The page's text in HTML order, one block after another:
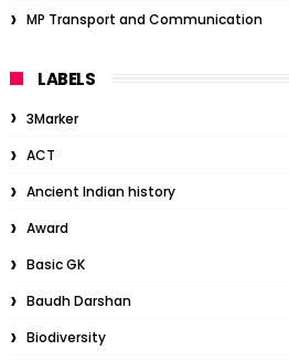
MP Transport and Communication
LABELS
3Marker
ACT
Ancient Indian history
Award
Basic GK
Baudh Darshan
Biodiversity